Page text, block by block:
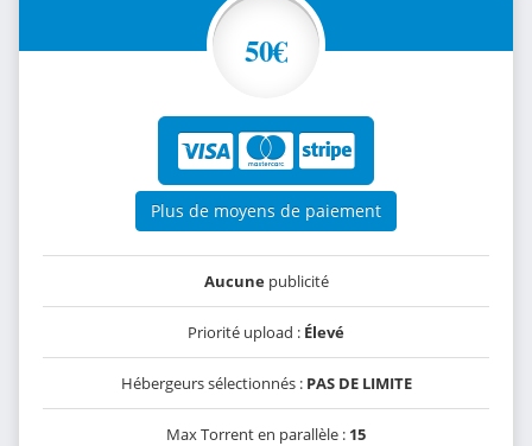
50€
Plus de moyens de paiement
Aucunepublicité
Priorité upload : Élevé
Hébergeurs sélectionnés : PAS DE LIMITE
Max Torrent en parallèle : 15